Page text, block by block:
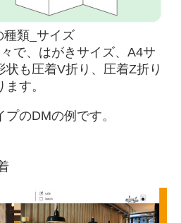
種類_サイズ
で、はがきサイズ、A4サ
状も圧着V折り、圧着Z折り
す。
のDMの例です。